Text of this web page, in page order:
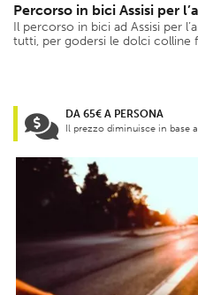
Percorso in bici Assisi per
Il percorso in bici ad Assisi per
tutti, per godersi le dolci colline
DA 65€ A PERSONA
Il prezzo diminuisce in base